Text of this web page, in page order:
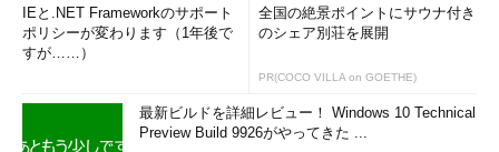
IEと.NET Frameworkのサポート
ポリシーが変わります（1年後で
すが……）
全国の絶景ポイントにサウナ付き
のシェア別荘を展開
PR(COCO VILLA on GOETHE)
最新ビルドを詳細レビュー！ Windows 10 Technical
Preview Build 9926がやってきた ...